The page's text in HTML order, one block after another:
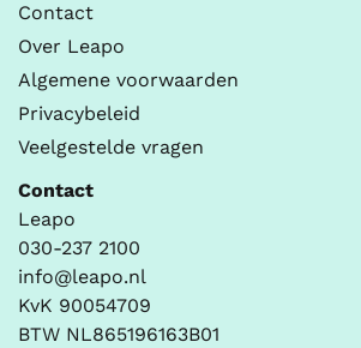
Contact
Over Leapo
Algemene voorwaarden
Privacybeleid
Veelgestelde vragen
Contact
Leapo
030-237 2100
info@leapo.nl
KvK 90054709
BTW NL865196163B01